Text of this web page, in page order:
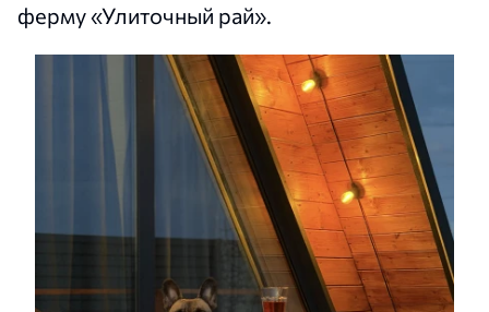
ферму «Улиточный рай».